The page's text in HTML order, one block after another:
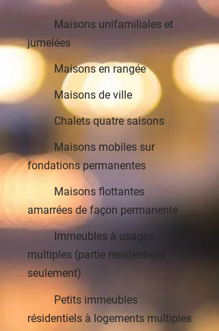
Maisons unifamiliales et
jumelées
Maisons en rangée
Maisons de ville
Chalets quatre saisons
Maisons mobiles sur
fondations permanentes
Maisons flottantes
amarrées de façon permanente
Immeubles à usages
multiples (partie résidentielle
seulement)
Petits immeubles
résidentiels à logements multiples